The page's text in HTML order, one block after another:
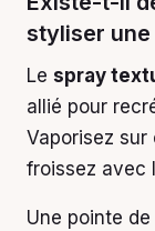
styliser
Le spray
allié pour
Vaporisez
froissez avec
Une pointe